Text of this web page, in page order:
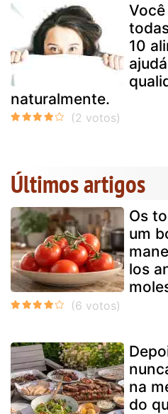
10
naturalmente.
Últimos artigos
Os
um
los
na
do